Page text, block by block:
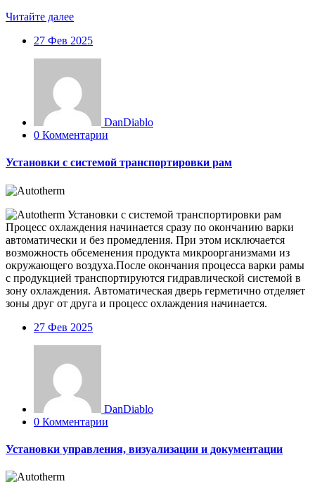
Читайте далее
27 Фев 2025
DanDiablo
0 Комментарии
Установки с системой транспортировки рам
Процесс охлаждения начинается сразу по окончанию варки
автоматически и без промедления. При этом исключается
возможность обсеменения продукта микроорганизмами из
окружающего воздуха.После окончания процесса варки рамы
с продукцией транспортируются гидравлической системой в
зону охлаждения. Автоматическая дверь герметично отделяет
зоны друг от друга и процесс охлаждения начинается.
27 Фев 2025
DanDiablo
0 Комментарии
Установки управления, визуализации и документации